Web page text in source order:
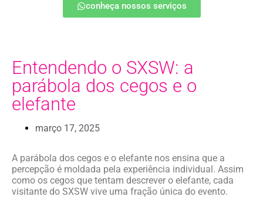
conheça nossos serviços
Entendendo o SXSW: a
parábola dos cegos e o
elefante
março 17, 2025
A parábola dos cegos e o elefante nos ensina que a
percepção é moldada pela experiência individual. Assim
como os cegos que tentam descrever o elefante, cada
visitante do SXSW vive uma fração única do evento.